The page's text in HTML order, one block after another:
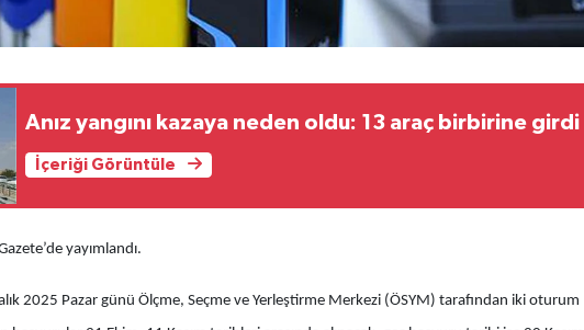
Anız yangını kazaya neden oldu: 13 araç birbirine girdi
İçeriği Görüntüle
yayımlandı.
2025 Pazar günü Ölçme, Seçme ve Yerleştirme Merkezi (ÖSYM) tarafından iki oturum